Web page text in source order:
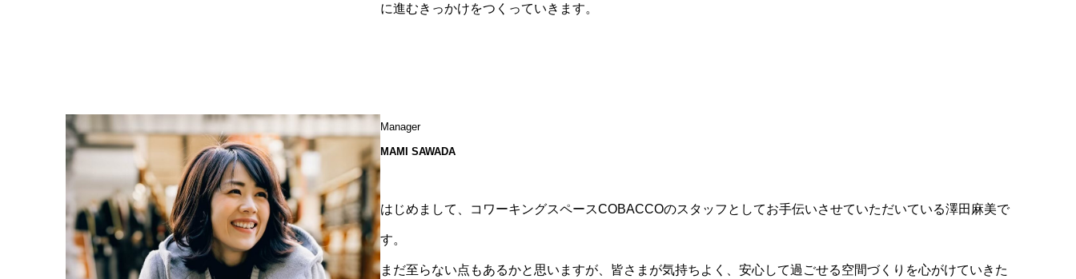
に進むきっかけをつくっていきます。
Manager
MAMI SAWADA
はじめまして、コワーキングスペースCOBACCOのスタッフとしてお手伝いさせていただいている澤田麻美で
す。
まだ至らない点もあるかと思いますが、皆さまが気持ちよく、安心して過ごせる空間づくりを心がけていきた